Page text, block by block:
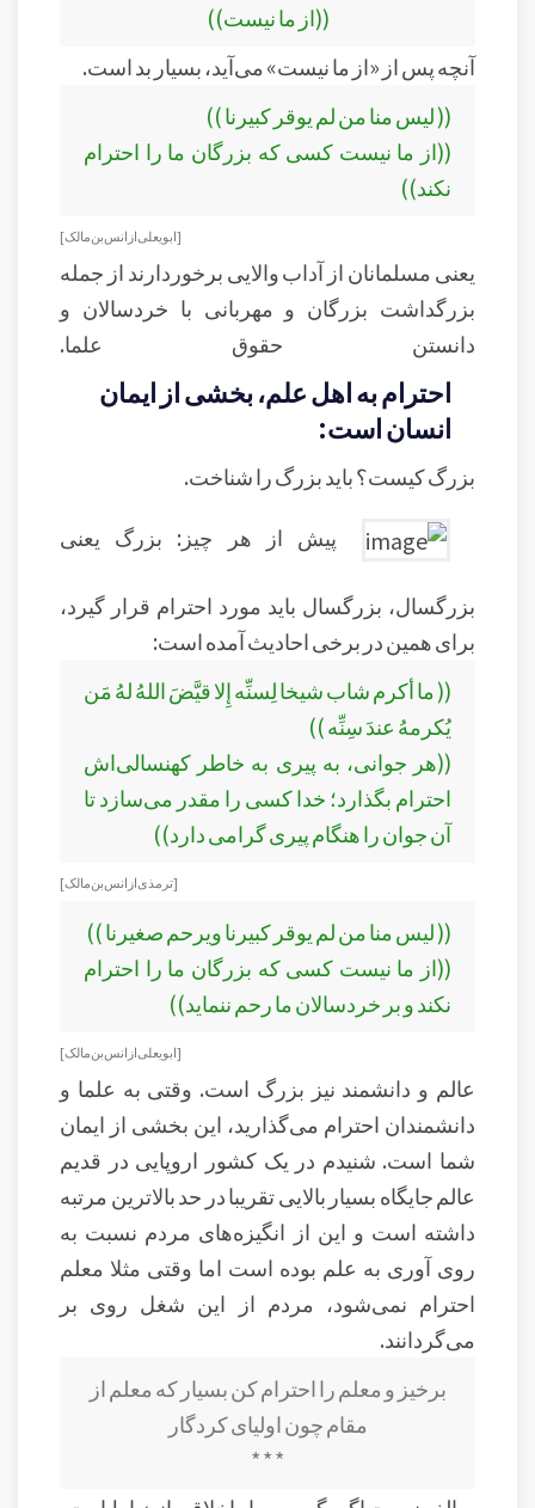
((از ما نیست))
آنچه پس از «از ما نیست» می‌آید، بسیار بد است.
(( ليس منا من لم يوقر كبيرنا ))
((از ما نیست کسی که بزرگان ما را احترام
نکند))
[ابو يعلى از انس بن مالک ]
یعنی مسلمانان از آداب والایی برخوردارند از جمله‌
بزرگداشت بزرگان و مهربانی با خردسالان و
دانستن حقوق علما.
احترام به اهل علم، بخشی از ایمان
انسان است:
بزرگ کیست؟ باید بزرگ را شناخت.
پیش از هر چیز: بزرگ یعنی
بزرگسال، بزرگسال باید مورد احترام قرار گیرد،
برای همین در برخی احادیث آمده است:
(( ما أكرم شاب شيخا لِسنِّه إِلا قيَّضَ اللهُ لهُ مَن
يُكرمهُ عندَ سِنِّه ))
((هر جوانى، به پیرى به خاطر کهنسالی‌اش
احترام بگذارد؛ خدا کسى را مقدر می‌سازد تا
آن جوان را هنگام پیرى گرامى دارد))
[ترمذی از انس بن مالک ]
(( ليس منا من لم يوقر كبيرنا ويرحم صغيرنا ))
((از ما نیست کسی که بزرگان ما را احترام
نکند و بر خردسالان ما رحم ننماید))
[ابو يعلى از انس بن مالک ]
عالم و دانشمند نیز بزرگ است. وقتی به علما و
دانشمندان احترام می‌گذارید، این بخشی از ایمان
شما است. شنیدم در یک کشور اروپایی در قدیم
عالم جایگاه بسیار بالایی تقریبا در حد بالاترین مرتبه
داشته است و این از انگیزه‌های مردم نسبت به
روی آوری به علم بوده است اما وقتی مثلا معلم
احترام نمی‌شود، مردم از این شغل روی بر
می‌گردانند.
برخیز و معلم را احترام کن بسیار که معلم از
مقام چون اولیای کردگار
* * *